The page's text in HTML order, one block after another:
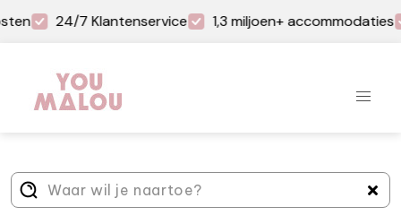
24/7 Klantenservice 1,3 miljoen+ accommodaties